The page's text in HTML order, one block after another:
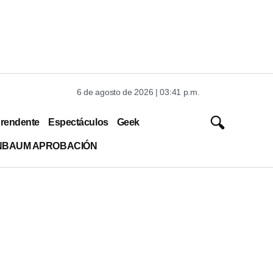
6 de agosto de 2026 | 03:41 p.m.
Espectáculos Geek
APROBACIÓN